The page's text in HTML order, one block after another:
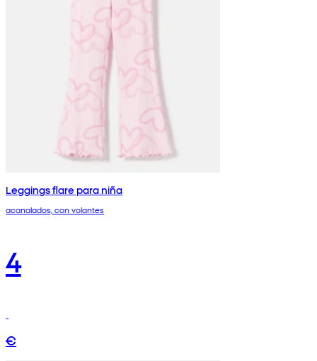
Leggings flare para niña
acanalados, con volantes
4
€